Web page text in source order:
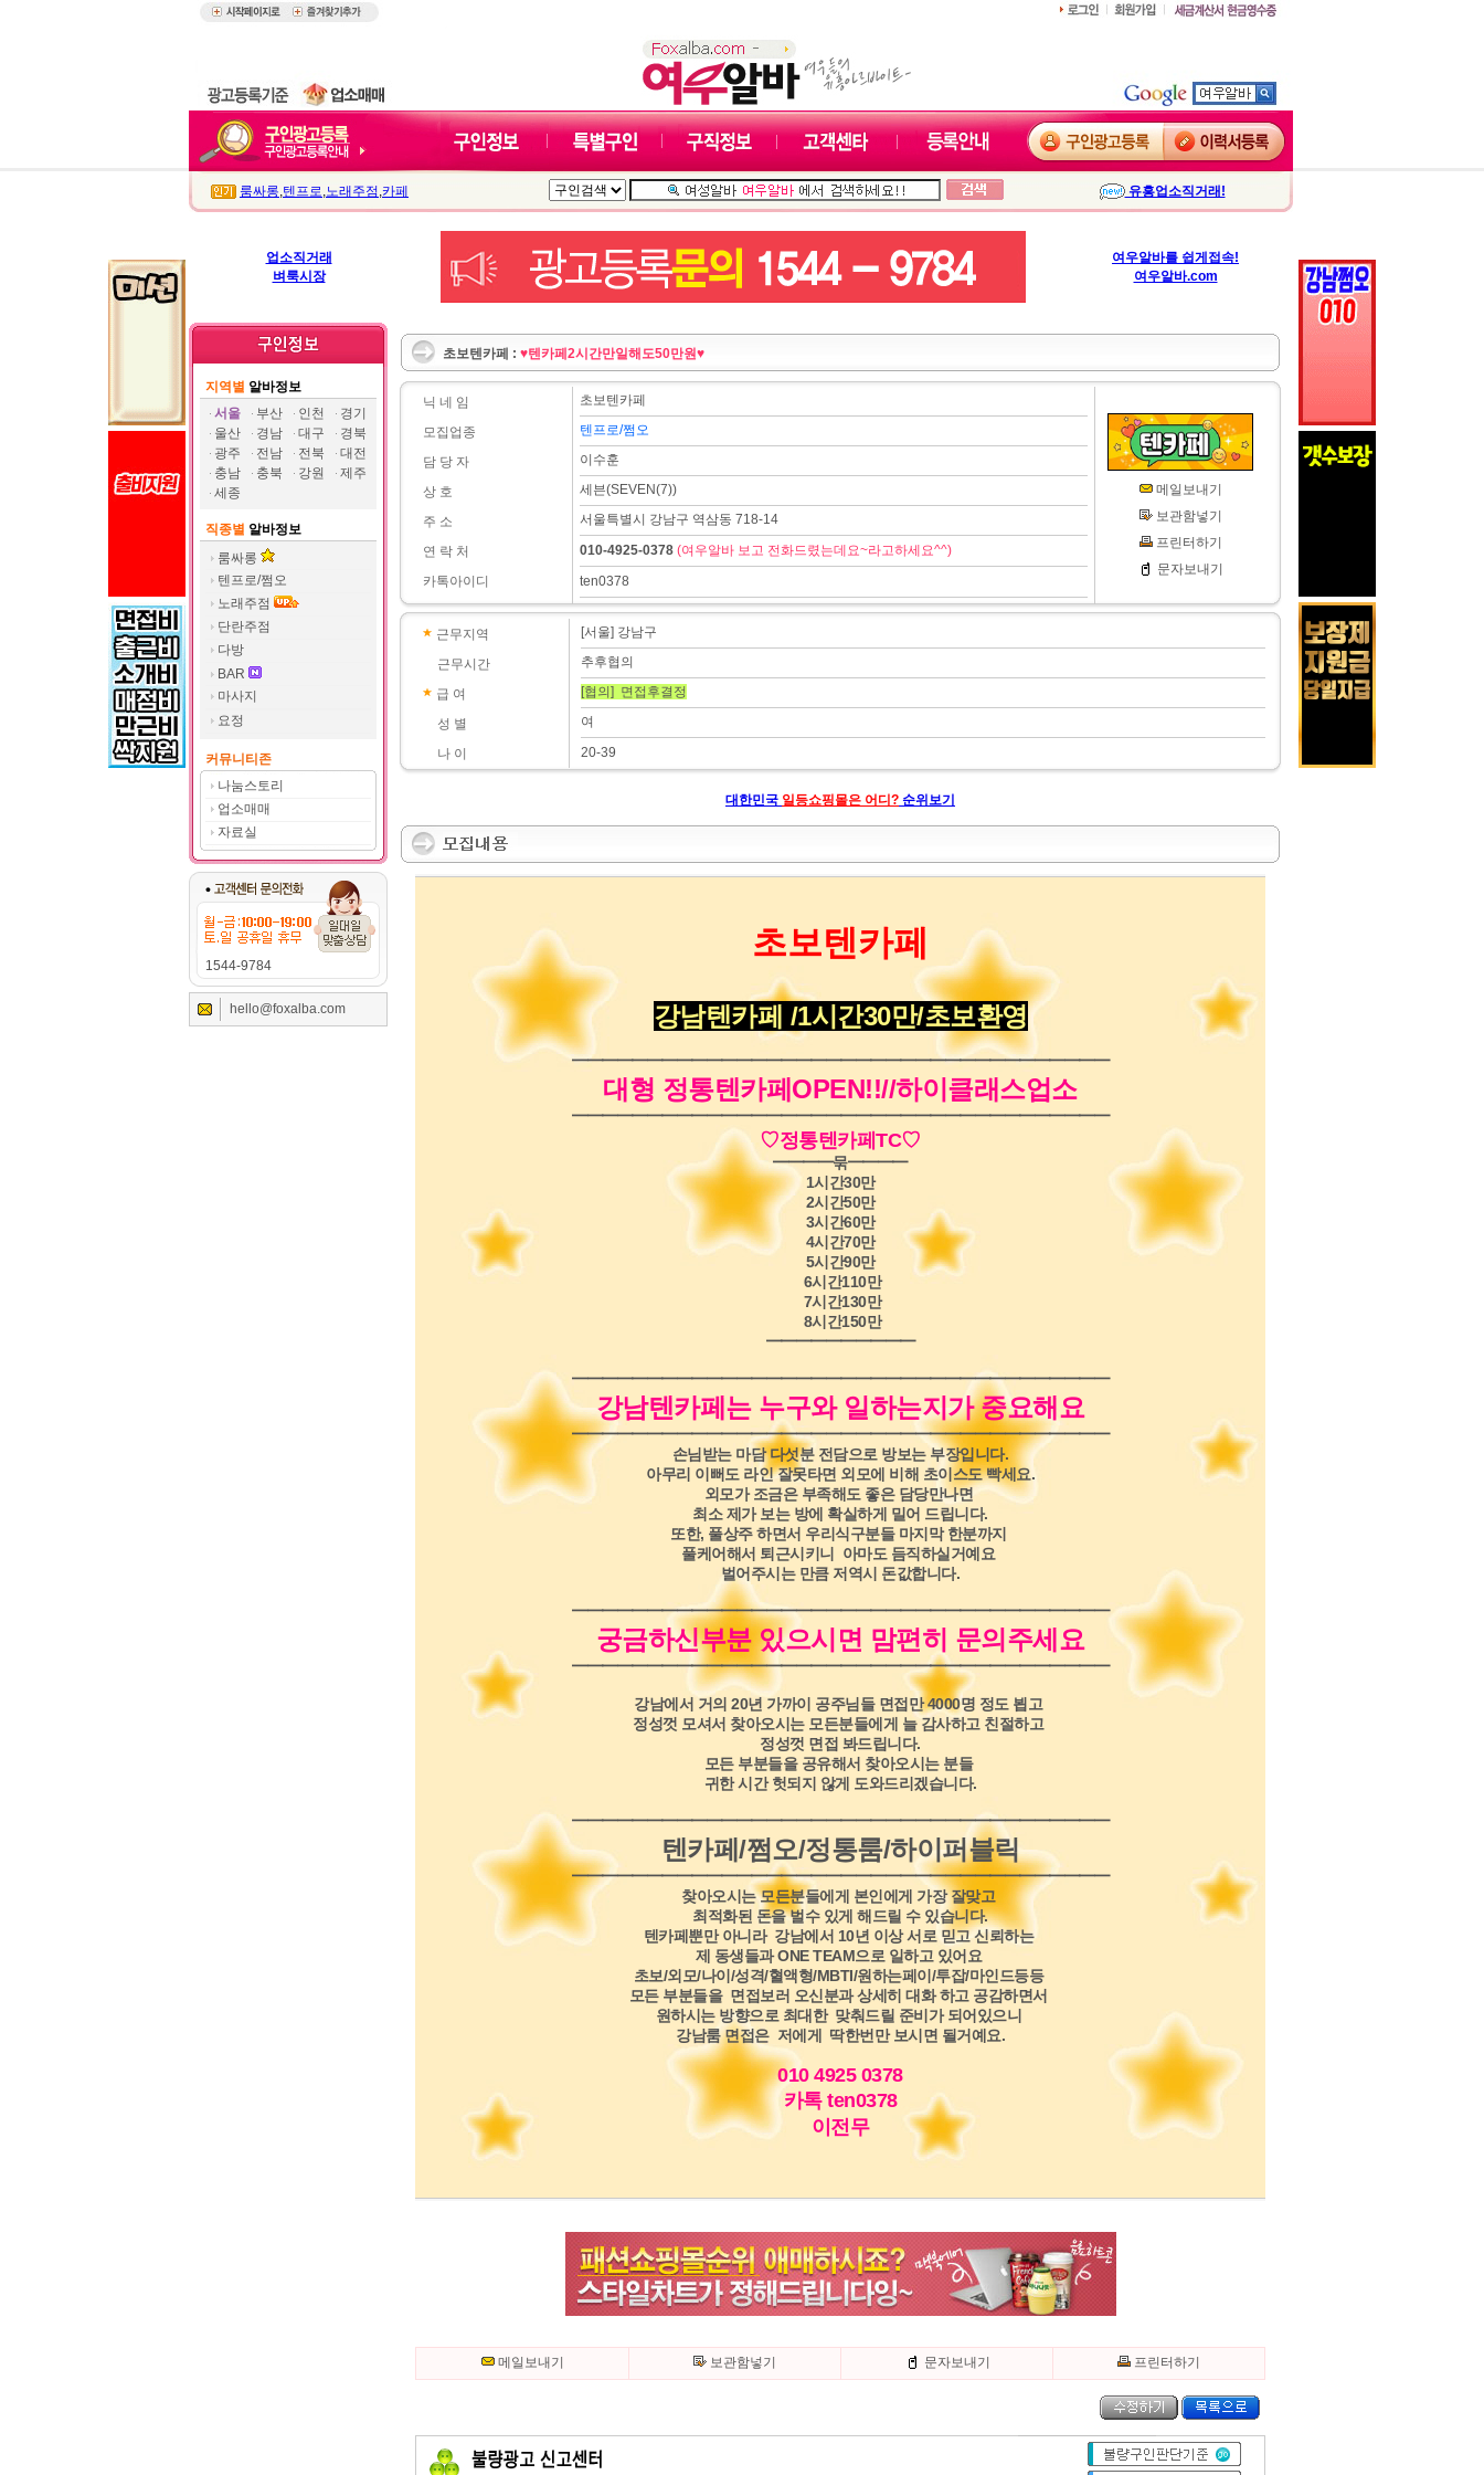
룸싸롱,텐프로,노래주점 ,카페 유흥업소직거래!
업소직거래
벼룩시장
여우알바를 쉽게접속!
여우알바.com
지역별 알바정보
서울
부산 인천
경기
울산
경남 대구
경북
광주
전남 전북
대전
충남
충북 강원
제주
세종
직종별 알바정보
룸싸롱
텐프로/쩜오
노래주점
단란주점
다방
BAR
마사지
요정
커뮤니티존
나눔스토리
업소매매
자료실
1544-9784
hello@foxalba.com
초보텐카페 : ♥텐카페2시간만일해도50만원♥
닉 네 임
모집업종
담 당 자
상 호
주 소
연 락 처
카톡아이디
초보텐카페
텐프로/쩜오
이수훈
세븐(SEVEN(7))
서울특별시 강남구 역삼동 718-14
010-4925-0378 (여우알바 보고 전화드렸는데요~라고하세요^^)
ten0378
메일보내기
보관함넣기
프린터하기
문자보내기
근무지역
근무시간
급 여
성 별
나 이
[서울] 강남구
추후협의
[협의] 면접후결정
여
20-39
대한민국 일등쇼핑몰은 어디? 순위보기
초보텐카페
강남텐카페 /1시간30만/초보환영
━━━━━━━━━━━━━━━━━━━━━━━━━━━━━━━━━━━━
대형 정통텐카페OPEN!!//하이클래스업소
━━━━━━━━━━━━━━━━━━━━━━━━━━━━━━━━━━━━
♡정통텐카페TC♡
━━━━묶━━━━
1시간30만
2시간50만
3시간60만
4시간70만
5시간90만
6시간110만
7시간130만
8시간150만
━━━━━━━━━━
━━━━━━━━━━━━━━━━━━━━━━━━━━━━━━━━━━━━
강남텐카페는 누구와 일하는지가 중요해요
━━━━━━━━━━━━━━━━━━━━━━━━━━━━━━━━━━━━
손님받는 마담 다섯분 전담으로 방보는 부장입니다.
아무리 이뻐도 라인 잘못타면 외모에 비해 초이스도 빡세요.
외모가 조금은 부족해도 좋은 담당만나면
최소 제가 보는 방에 확실하게 밀어 드립니다.
또한, 풀상주 하면서 우리식구분들 마지막 한분까지
풀케어해서 퇴근시키니 아마도 듬직하실거예요
벌어주시는 만큼 저역시 돈값합니다.
━━━━━━━━━━━━━━━━━━━━━━━━━━━━━━━━━━━━
궁금하신부분 있으시면 맘편히 문의주세요
━━━━━━━━━━━━━━━━━━━━━━━━━━━━━━━━━━━━
강남에서 거의 20년 가까이 공주님들 면접만 4000명 정도 뵙고
정성껏 모셔서 찾아오시는 모든분들에게 늘 감사하고 친절하고
정성껏 면접 봐드립니다.
모든 부분들을 공유해서 찾아오시는 분들
귀한 시간 헛되지 않게 도와드리겠습니다.
━━━━━━━━━━━━━━━━━━━━━━━━━━━━━━━━━━━━
텐카페/쩜오/정통룸/하이퍼블릭
━━━━━━━━━━━━━━━━━━━━━━━━━━━━━━━━━━━━
찾아오시는 모든분들에게 본인에게 가장 잘맞고
최적화된 돈을 벌수 있게 해드릴 수 있습니다.
텐카페뿐만 아니라 강남에서 10년 이상 서로 믿고 신뢰하는
제 동생들과 ONE TEAM으로 일하고 있어요
초보/외모/나이/성격/혈액형/MBTI/원하는페이/투잡/마인드등등
모든 부분들을 면접보러 오신분과 상세히 대화 하고 공감하면서
원하시는 방향으로 최대한 맞춰드릴 준비가 되어있으니
강남룸 면접은 저에게 딱한번만 보시면 될거예요.
010 4925 0378
카톡 ten0378
이전무
메일보내기 보관함넣기 문자보내기 프린터하기